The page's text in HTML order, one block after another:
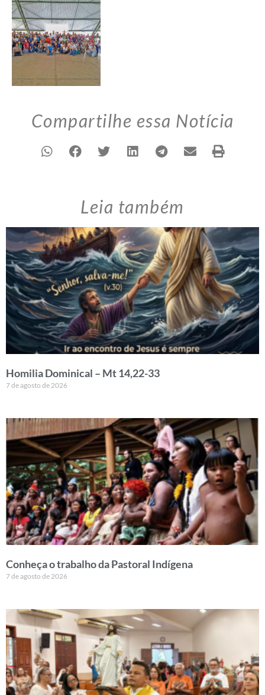
Compartilhe essa Notícia
Leia também
Homilia Dominical – Mt 14,22-33
7 de agosto de 2026
Conheça o trabalho da Pastoral Indígena
7 de agosto de 2026